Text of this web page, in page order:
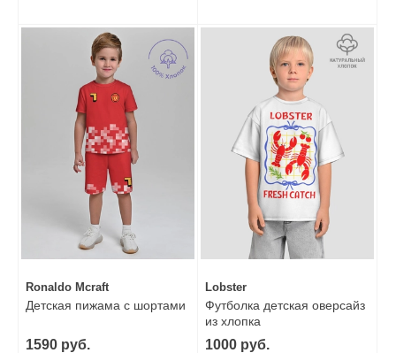
Ronaldo Mcraft
Детская пижама с шортами
1590 руб.
Lobster
Футболка детская оверсайз
из хлопка
1000 руб.